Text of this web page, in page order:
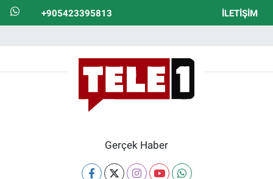
+905423395813 İLETIŞIM
Gerçek Haber